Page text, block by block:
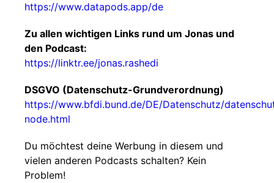
https://www.datapods.app/de
Zu allen wichtigen Links rund um Jonas und
den Podcast:
https://linktr.ee/jonas.rashedi
DSGVO (Datenschutz-Grundverordnung)
https://www.bfdi.bund.de/DE/Datenschutz/
node.html
Du möchtest deine Werbung in diesem und
vielen anderen Podcasts schalten? Kein
Problem!